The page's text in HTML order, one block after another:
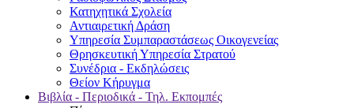
Κατηχητικά Σχολεία
Αντιαιρετική Δράση
Υπηρεσία Συμπαραστάσεως Οικογενείας
Θρησκευτική Υπηρεσία Στρατού
Συνέδρια - Εκδηλώσεις
Θείον Κήρυγμα
Βιβλία - Περιοδικά - Τηλ. Εκπομπές